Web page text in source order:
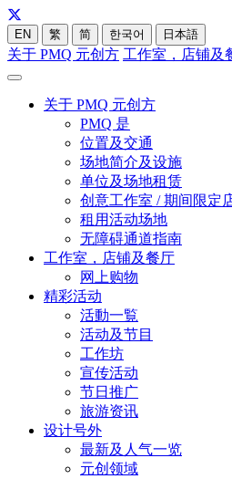
EN 繁 简 한국어 日本語
关于 PMQ 元创方 工作室，店铺及
关于 PMQ 元创方
PMQ 是
位置及交通
场地简介及设施
单位及场地租赁
创意工作室 / 期间限定
租用活动场地
无障碍通道指南
工作室，店铺及餐厅
网上购物
精彩活动
活動一覧
活动及节目
工作坊
宣传活动
节日推广
旅游资讯
设计号外
最新及人气一览
元创领域